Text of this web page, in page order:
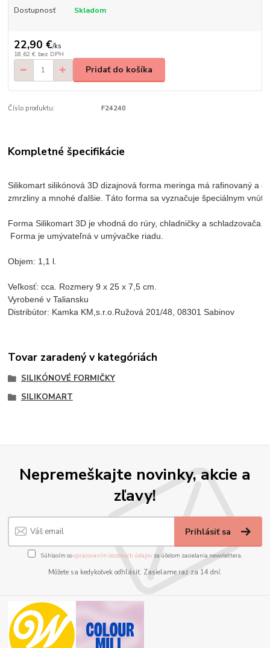
Dostupnosť Skladom
22,90 €/ks
18,62 € bez DPH
Pridať do košíka
Číslo produktu: F24240
Kompletné špecifikácie
Silikomart silikónová 3D dizajnová forma meringa má rafinovaný a
zmrzliny a mnohé ďalšie. Táto forma sa vyznačuje špeciálnym
Forma Silikomart 3D je vhodná do rúry, chladničky a schladzovača.
Forma je umývateľná v umývačke riadu.
Objem: 1,1 l.
Veľkosť: cca. Rozmery 9 x 25 x 7,5 cm.
Vyrobené v Taliansku
Distribútor: Kamka KM,s.r.o.Ružová 201/48, 08301 Sabinov
Tovar zaradený v kategóriách
SILIKÓNOVÉ FORMIČKY
SILIKOMART
Nepremeškajte novinky, akcie a
zľavy!
Prihlásiť sa
Súhlasím sospracovaním osobných údajov za účelom zasielania newslettera.
Môžete sa kedykoľvek odhlásiť. Zasielame raz za 14 dní.